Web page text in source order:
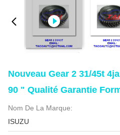
Nouveau Gear 2 31/45t
90 " Qualité Garantie
Nom De La Marque:
ISUZU